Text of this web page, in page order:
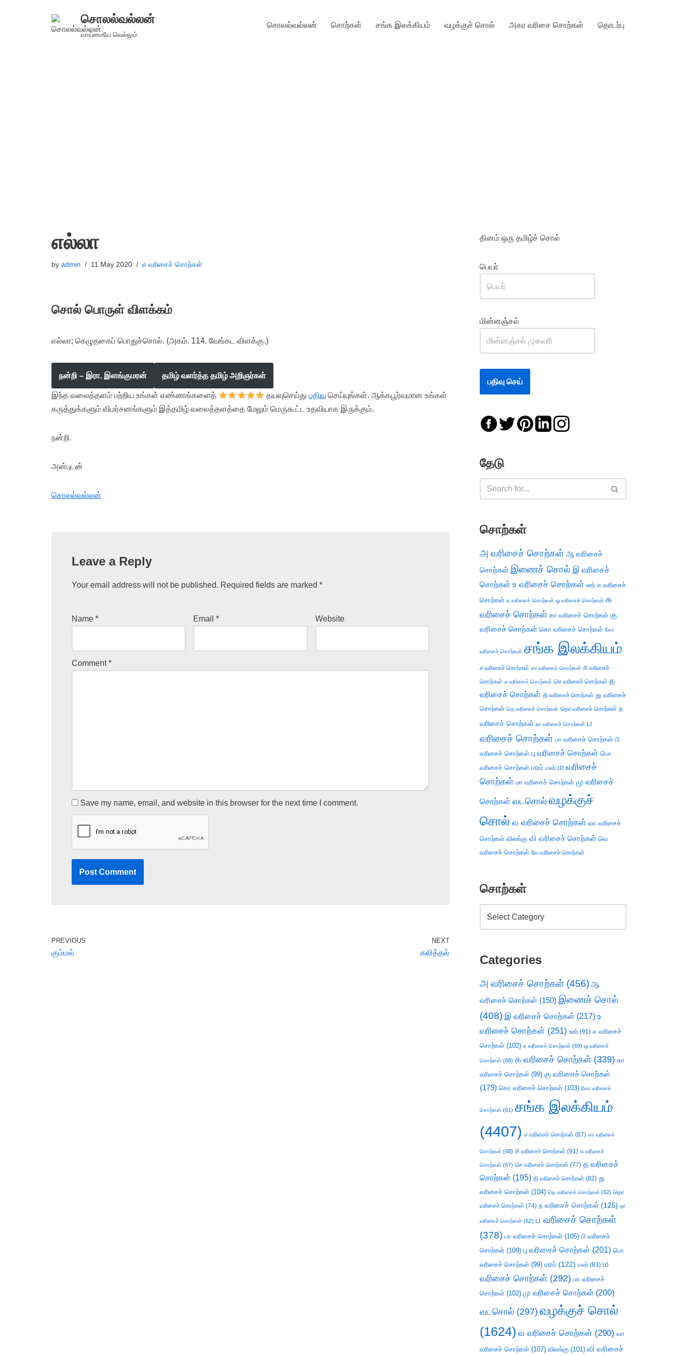
சொலல்வல்லன்
வாய்மையே வெல்லும்
சொலல்வல்லன் சொற்கள் சங்க இலக்கியம் வழக்குச் சொல் அகர வரிசை சொற்கள் தொடர்பு
எல்லா
by admin 11 May 2020 எ வரிசைச் சொற்கள்
சொல் பொருள் விளக்கம்
எல்லா; கெழுதகைப் பொதுச்சொல். (அகம். 114. வேங்கட விளக்கு.)
நன்றி – இரா. இளங்குமரன் தமிழ் வளர்த்த தமிழ் அறிஞர்கள்
இந்த வலைத்தளம் பற்றிய உங்கள் எண்ணங்களைத் தயவுசெய்துபதிவு செய்யுங்கள். ஆக்கபூர்வமான உங்கள்
கருத்துக்களும் விமர்சனங்களும் இத்தமிழ் வலைத்தளத்தை மேலும் மெருகூட்ட உதவியாக இருக்கும்.
நன்றி.
அன்புடன்
சொலல்வல்லன்
Leave a Reply
Your email address will not be published. Required fields are marked *
Name * Email* Website
Comment*
Save my name, email, and website in this browser for the next time I comment.
PREVIOUS
கும்மல்
NEXT
கலித்தல்
தினம் ஒரு தமிழ்ச் சொல்
பெயர்
மின்னஞ்சல்
தேடு
சொற்கள்
அ வரிசைச் சொற்கள் ஆ வரிசைச்
சொற்கள் இணைச் சொல் இ வரிசைச்
சொற்கள் உ வரிசைச் சொற்கள் ஊர் எ வரிசைச்
சொற்கள் ஏ வரிசைச் சொற்கள் ஒ வரிசைச் சொற்கள் க
வரிசைச் சொற்கள் கா வரிசைச் சொற்கள் கு
வரிசைச் சொற்கள் கொ வரிசைச் சொற்கள் கோ
வரிசைச் சொற்கள் சங்க இலக்கியம்
ச வரிசைச் சொற்கள் சா வரிசைச் சொற்கள் சி வரிசைச்
சொற்கள் சு வரிசைச் சொற்கள் செ வரிசைச் சொற்கள் த
வரிசைச் சொற்கள் தி வரிசைச் சொற்கள் து வரிசைச்
சொற்கள் தெ வரிசைச் சொற்கள் தொ வரிசைச் சொற்கள் ந
வரிசைச் சொற்கள் நா வரிசைச் சொற்கள் ப
வரிசைச் சொற்கள் பா வரிசைச் சொற்கள் பி
வரிசைச் சொற்கள் பு வரிசைச் சொற்கள் பொ
வரிசைச் சொற்கள் மரம் மலர் ம வரிசைச்
சொற்கள் மா வரிசைச் சொற்கள் மு வரிசைச்
சொற்கள் வடசொல் வழக்குச்
சொல் வ வரிசைச் சொற்கள் வா வரிசைச்
சொற்கள் விலங்கு வி வரிசைச் சொற்கள் வெ
வரிசைச் சொற்கள் வே வரிசைச் சொற்கள்
சொற்கள்
Categories
அ வரிசைச் சொற்கள் (456) ஆ
வரிசைச் சொற்கள் (150) இணைச் சொல்
(408) இ வரிசைச் சொற்கள் (217) உ
வரிசைச் சொற்கள் (251) ஊர் (91) எ வரிசைச்
சொற்கள் (102) ஏ வரிசைச் சொற்கள் (69) ஒ வரிசைச்
சொற்கள் (68) க வரிசைச் சொற்கள் (339) கா
வரிசைச் சொற்கள் (99) கு வரிசைச் சொற்கள்
(179) கொ வரிசைச் சொற்கள் (103) கோ வரிசைச்
சொற்கள் (61) சங்க இலக்கியம்
(4407) ச வரிசைச் சொற்கள் (87) சா வரிசைச்
சொற்கள் (68) சி வரிசைச் சொற்கள் (91) சு வரிசைச்
சொற்கள் (67) செ வரிசைச் சொற்கள் (77) த வரிசைச்
சொற்கள் (195) தி வரிசைச் சொற்கள் (82) து
வரிசைச் சொற்கள் (104) தெ வரிசைச் சொற்கள் (62) தொ
வரிசைச் சொற்கள் (74) ந வரிசைச் சொற்கள் (125) நா
வரிசைச் சொற்கள் (62) ப வரிசைச் சொற்கள்
(378) பா வரிசைச் சொற்கள் (105) பி வரிசைச்
சொற்கள் (109) பு வரிசைச் சொற்கள் (201) பொ
வரிசைச் சொற்கள் (99) மரம் (122) மலர் (83) ம
வரிசைச் சொற்கள் (292) மா வரிசைச்
சொற்கள் (102) மு வரிசைச் சொற்கள் (200)
வடசொல் (297) வழக்குச் சொல்
(1624) வ வரிசைச் சொற்கள் (290) வா
வரிசைச் சொற்கள் (107) விலங்கு (101) வி வரிசைச்